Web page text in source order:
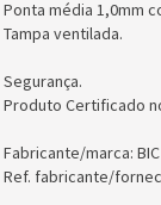
Ponta média 1,0mm
Tampa ventilada.
Segurança.
Produto Certificado
Fabricante/marca: BIC
Ref. fabricante/